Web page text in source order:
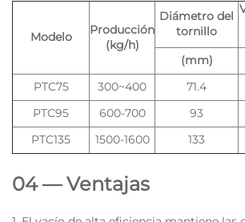
Modelo
Producción
(kg/h)
Diámetro del
tornillo
(mm)
PTC75
300~400 71.4
PTC95
600-700 93
PTC135
1500-1600 133
04 — Ventajas